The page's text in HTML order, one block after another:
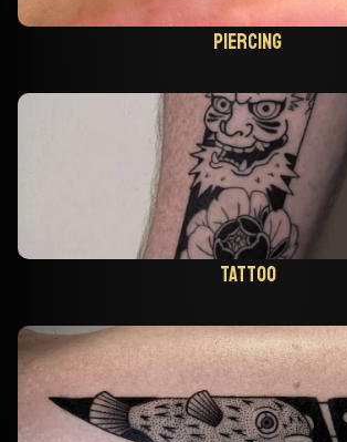
Piercing
Tattoo